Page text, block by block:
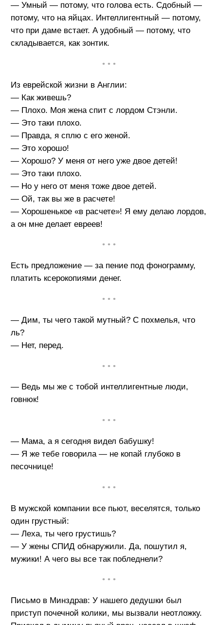
— Умный — потому, что голова есть. Сдобный —
потому, что на яйцах. Интеллигентный — потому,
что при даме встает. А удобный — потому, что
складывается, как зонтик.
• • •
Из еврейской жизни в Англии:
— Как живешь?
— Плохо. Моя жена спит с лордом Стэнли.
— Это таки плохо.
— Правда, я сплю с его женой.
— Это хорошо!
— Хорошо? У меня от него уже двое детей!
— Это таки плохо.
— Но у него от меня тоже двое детей.
— Ой, так вы же в расчете!
— Хорошенькое «в расчете»! Я ему делаю лордов,
а он мне делает евреев!
• • •
Есть предложение — за пение под фонограмму,
платить ксерокопиями денег.
• • •
— Дим, ты чего такой мутный? С похмелья, что
ль?
— Нет, перед.
• • •
— Ведь мы же с тобой интеллигентные люди,
говнюк!
• • •
— Мама, а я сегодня видел бабушку!
— Я же тебе говорила — не копай глубоко в
песочнице!
• • •
В мужской компании все пьют, веселятся, только
один грустный:
— Леха, ты чего грустишь?
— У жены СПИД обнаружили. Да, пошутил я,
мужики! А чего вы все так побледнели?
• • •
Письмо в Минздрав: У нашего дедушки был
приступ почечной колики, мы вызвали неотложку.